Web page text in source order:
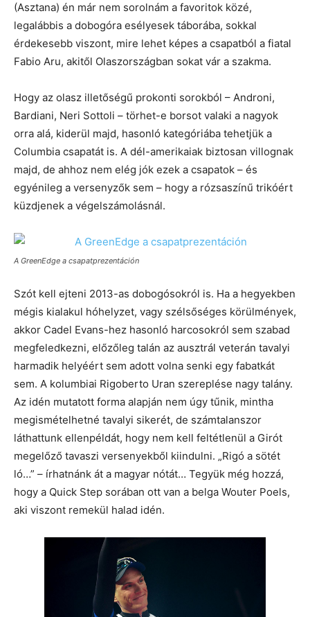
(Asztana) én már nem sorolnám a favoritok közé,
legalábbis a dobogóra esélyesek táborába, sokkal
érdekesebb viszont, mire lehet képes a csapatból a fiatal
Fabio Aru, akitől Olaszországban sokat vár a szakma.
Hogy az olasz illetőségű prokonti sorokból – Androni,
Bardiani, Neri Sottoli – törhet-e borsot valaki a nagyok
orra alá, kiderül majd, hasonló kategóriába tehetjük a
Columbia csapatát is. A dél-amerikaiak biztosan villognak
majd, de ahhoz nem elég jók ezek a csapatok – és
egyénileg a versenyzők sem – hogy a rózsaszínű trikóért
küzdjenek a végelszámolásnál.
A GreenEdge a csapatprezentáción
Szót kell ejteni 2013-as dobogósokról is. Ha a hegyekben
mégis kialakul hóhelyzet, vagy szélsőséges körülmények,
akkor Cadel Evans-hez hasonló harcosokról sem szabad
megfeledkezni, előzőleg talán az ausztrál veterán tavalyi
harmadik helyéért sem adott volna senki egy fabatkát
sem. A kolumbiai Rigoberto Uran szereplése nagy talány.
Az idén mutatott forma alapján nem úgy tűnik, mintha
megismételhetné tavalyi sikerét, de számtalanszor
láthattunk ellenpéldát, hogy nem kell feltétlenül a Girót
megelőző tavaszi versenyekből kiindulni. „Rigó a sötét
ló…” – írhatnánk át a magyar nótát… Tegyük még hozzá,
hogy a Quick Step sorában ott van a belga Wouter Poels,
aki viszont remekül halad idén.